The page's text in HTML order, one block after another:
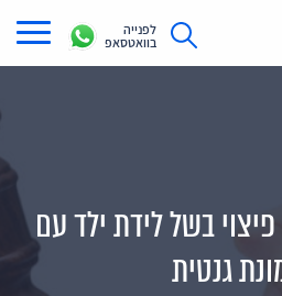
לפנייה
בוואטסאפ
ש"ח פיצוי בשל לידת ילד עם
גנטית